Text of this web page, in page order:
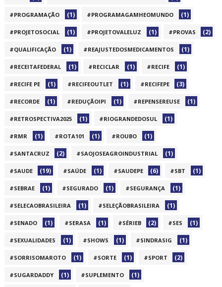
#PROGRAMAÇÃO (1) #PROGRAMAGAMHEOMUNDO (1)
#PROJETOSOCIAL (1) #PROJETOVALELUZ (1) #PROVAS (2)
#QUALIFICAÇÃO (1) #REAJUSTEDOSMEDICAMENTOS (1)
#RECEITAFEDERAL (1) #RECICLAR (1) #RECIFE (1)
#RECIFE PE (1) #RECIFEOUTLET (1) #RECIFEPE (3)
#RECORDE (1) #REDUÇÃOIPI (1) #REPENSEREUSE (1)
#RETROSPECTIVA2025 (1) #RIOGRANDEDOSUL (1)
#RMR (1) #ROTA101 (1) #ROUBO (1)
#SANTACRUZ (2) #SAOJOSEAGROINDUSTRIAL (1)
#SAUDE (19) #SAÚDE (1) #SAUDEPE (6) #SBT (1)
#SEBRAE (1) #SEGURADO (1) #SEGURANÇA (1)
#SELECAOBRASILEIRA (1) #SELEÇÃOBRASILEIRA (1)
#SENADO (1) #SERASA (1) #SÉRIEB (2) #SES (1)
#SEXUALIDADES (1) #SHOWS (1) #SINDRASIG (1)
#SORRISOMAROTO (1) #SORTE (1) #SPORT (2)
#SUGARDADDY (1) #SUPLEMENTO (1)